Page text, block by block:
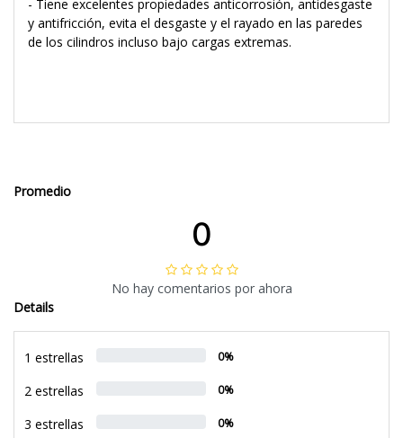
- Tiene excelentes propiedades anticorrosión, antidesgaste
y antifricción, evita el desgaste y el rayado en las paredes
de los cilindros incluso bajo cargas extremas.
Promedio
0
No hay comentarios por ahora
Details
1 estrellas 0%
2 estrellas 0%
3 estrellas 0%